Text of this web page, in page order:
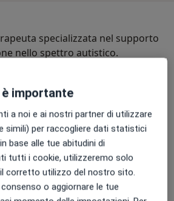
specializzata nel supporto
nello spettro autistico.
di crescita, consapevolezza,
professione che svolgo con la
ed attenzione, ma
ha insegnato quanto sia
ascolto genuino, l'adattamento
e il riconoscimento delle
importante
a noi e ai nostri partner di utilizzare
simili) per raccogliere dati statistici
base alle tue abitudini di
tutti i cookie, utilizzeremo solo
corretto utilizzo del nostro sito.
o aggiornare le tue